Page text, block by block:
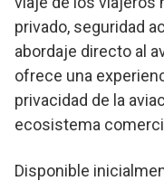
privado, seguridad
abordaje directo al
ofrece una
privacidad de la
ecosistema
Disponible